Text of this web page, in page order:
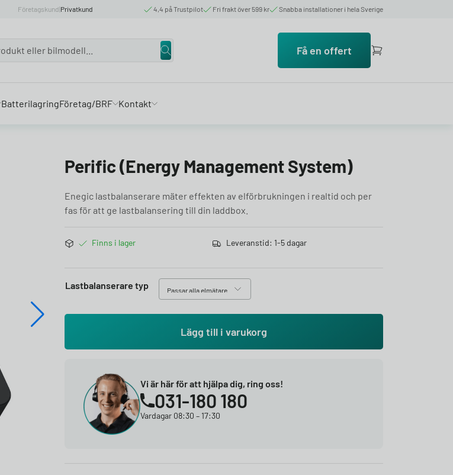
Företagskund|Privatkund 4,4 på Trustpilot Fri frakt över 599 kr Snabba installationer i hela Sverige
Få en offert
BatterilagringFöretag/BRF Kontakt
Perific (Energy Management System)
Enegic lastbalanserare mäter effekten av elförbrukningen i realtid och per
fas för att ge lastbalansering till din laddbox.
Finns i lager Leveranstid: 1-5 dagar
Lastbalanserare typ
Lägg till i varukorg
Vi är här för att hjälpa dig, ring oss!
031-180 180
Vardagar 08:30 – 17:30